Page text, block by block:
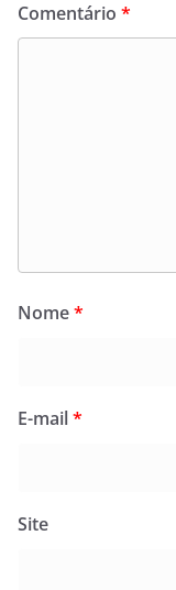
Comentário *
Nome*
E-mail*
Site